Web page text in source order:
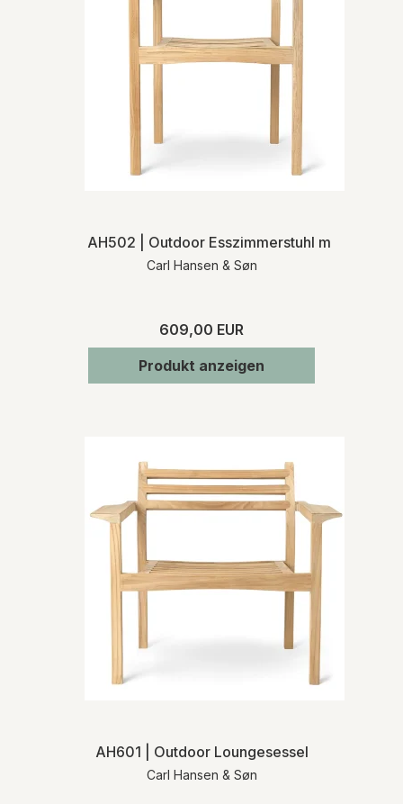
AH502 | Outdoor Esszimmerstuhl mit
Carl Hansen & Søn
609,00 EUR
Produkt anzeigen
AH601 | Outdoor Loungesessel
Carl Hansen & Søn